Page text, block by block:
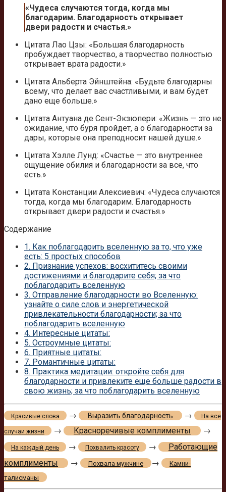
«Чудеса случаются тогда, когда мы
благодарим. Благодарность открывает
двери радости и счастья.»
Цитата Лао Цзы: «Большая благодарность
пробуждает творчество, а творчество полностью
открывает врата радости.»
Цитата Альберта Эйнштейна: «Будьте благодарны
всему, что делает вас счастливыми, и вам будет
дано еще больше.»
Цитата Антуана де Сент-Экзюпери: «Жизнь — это не
ожидание, что буря пройдет, а о благодарности за
дары, которые она преподносит нашей душе.»
Цитата Хэлле Лунд: «Счастье — это внутреннее
ощущение обилия и благодарности за все, что
есть.»
Цитата Констанции Алексиевич: «Чудеса случаются
тогда, когда мы благодарим. Благодарность
открывает двери радости и счастья.»
Содержание
1. Как поблагодарить вселенную за то, что уже
есть: 5 простых способов
2. Признание успехов: восхититесь своими
достижениями и благодарите себя; за что
поблагодарить вселенную
3. Отправление благодарности во Вселенную:
узнайте о силе слов и энергетической
привлекательности благодарности; за что
поблагодарить вселенную
4. Интересные цитаты:
5. Остроумные цитаты:
6. Приятные цитаты:
7. Романтичные цитаты:
8. Практика медитации: откройте себя для
благодарности и привлеките еще больше радости в
свою жизнь; за что поблагодарить вселенную
Красивые слова → Выразить благодарность → На все
случаи жизни → Красноречивые комплименты →
На каждый день → Похвалить красоту →
Работающие
комплименты
→ Похвала мужчине →
Камни-
талисманы